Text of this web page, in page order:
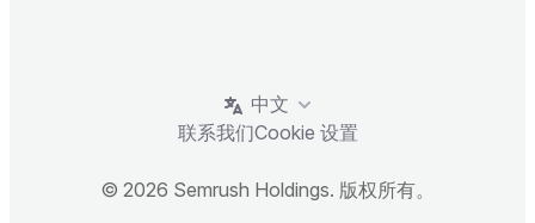
中文
联系我们Cookie 设置
© 2026 Semrush Holdings. 版权所有。